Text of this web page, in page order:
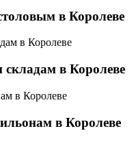
в Королеве
в Королеве
в Королеве